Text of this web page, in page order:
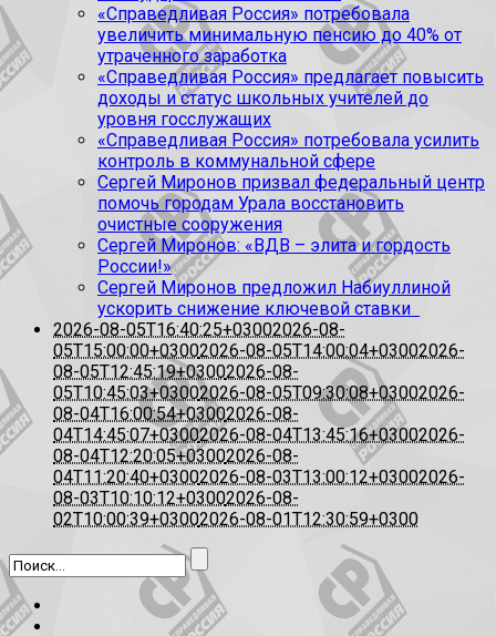
«Справедливая Россия» потребовала
увеличить минимальную пенсию до 40% от
утраченного заработка
«Справедливая Россия» предлагает повысить
доходы и статус школьных учителей до
уровня госслужащих
«Справедливая Россия» потребовала усилить
контроль в коммунальной сфере
Сергей Миронов призвал федеральный центр
помочь городам Урала восстановить
очистные сооружения
Сергей Миронов: «ВДВ – элита и гордость
России!»
Сергей Миронов предложил Набиуллиной
ускорить снижение ключевой ставки
2026-08-05T16:40:25+03002026-08-
05T15:00:00+03002026-08-05T14:00:04+03002026-
08-05T12:45:19+03002026-08-
05T10:45:03+03002026-08-05T09:30:08+03002026-
08-04T16:00:54+03002026-08-
04T14:45:07+03002026-08-04T13:45:16+03002026-
08-04T12:20:05+03002026-08-
04T11:20:40+03002026-08-03T13:00:12+03002026-
08-03T10:10:12+03002026-08-
02T10:00:39+03002026-08-01T12:30:59+0300